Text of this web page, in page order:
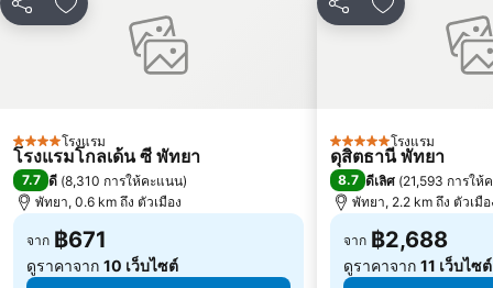
แชร์ เพิ่มในรายการโปรด
4 ดาว โรงแรม
โรงแรมโกลเด้น ซี พัทยา
7.7 ดี (8,310 การให้คะแนน)
พัทยา, 0.6 km ถึง ตัวเมือง
จาก ฿671
ดูราคาจาก 10 เว็บไซต์
แชร์ เพิ่มในรายกา
5 ดาว โรงแรม
ดุสิตธานี พัทยา
8.7 ดีเลิศ (21,593 การให้
พัทยา, 2.2 km ถึง ตัวเมือ
จาก ฿2,688
ดูราคาจาก 11 เว็บไซต์